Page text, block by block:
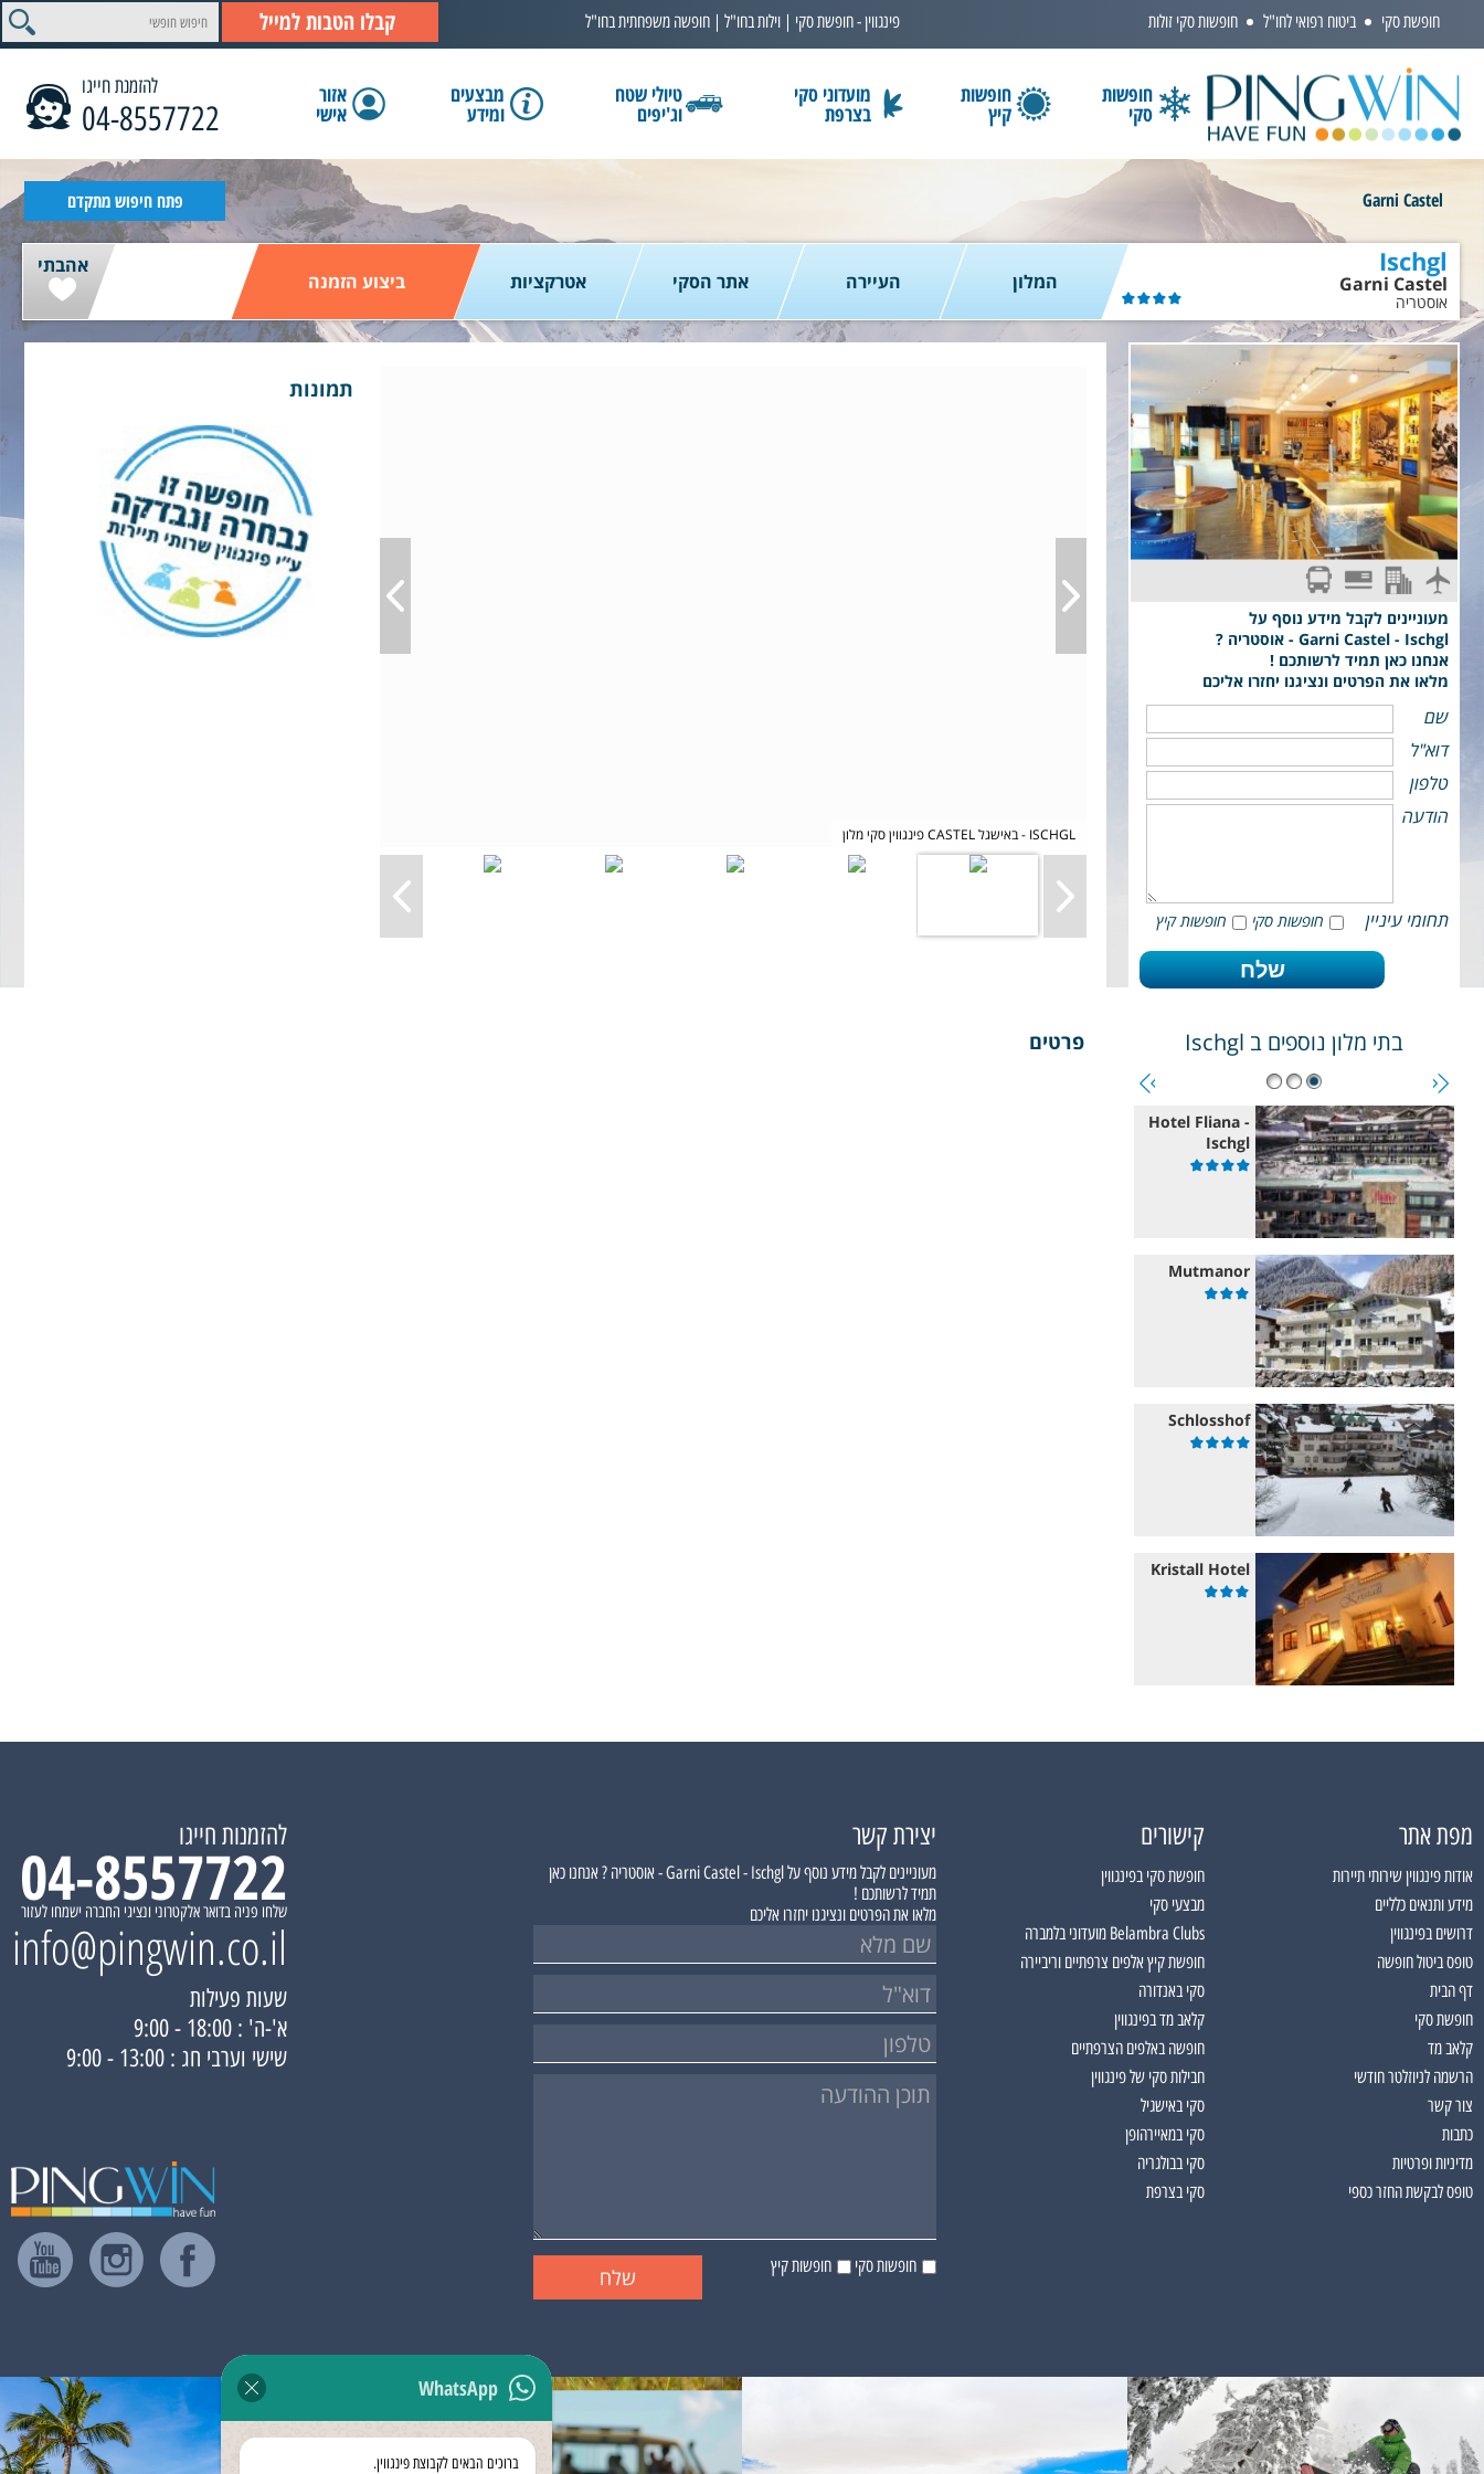
WhatsApp
ברוכים הבאים לקבוצת פינגווין.
פינגווין - חופשת סקי | וילות בחו"ל | חופשה משפחתית בחו"ל קבלו הטבות למייל חופשת סקי ביטוח רפואי לחו"ל חופשות סקי זולות
חופשות
סקי
חופשות
קיץ
מועדוני סקי
בצרפת
טיולי שטח
וג'יפים
מבצעים
ומידע
אזור
אישי
להזמנת חייגו
04-8557722
הצג תוצאות Garni Castel פתח חיפוש מתקדם
Ischgl
Garni Castel
אוסטריה
המלון העיירה אתר הסקי אטרקציות ביצוע הזמנה
אהבתי
פינגווין סקי מלון CASTEL באישגל - ISCHGL
תמונות
פרטים
טיסת פינגווין: תל-אביב - Salzburg
ארוחת בוקר
סקי פס מורחב
העברות משדה התעופה למלון וחזרה. כבודה: מזוודה
וציוד סקי עד 23 ק"ג + תיק יד 7 ק"ג
מעוניינים לקבל מידע נוסף על
Garni Castel - Ischgl - אוסטריה ?
אנחנו כאן תמיד לרשותכם !
מלאו את הפרטים ונציגנו יחזרו אליכם
שם
דוא"ל
טלפון
הודעה
תחומי עיניין חופשות סקי חופשות קיץ
בתי מלון נוספים ב Ischgl
Hotel Fliana -
Ischgl
Mutmanor
Schlosshof
Kristall Hotel
מפת אתר
אודות פינגווין שירותי תיירות
מידע ותנאים כלליים
דרושים בפינגווין
טופס ביטול חופשה
דף הבית
חופשת סקי
קלאב מד
הרשמה לניוזלטר חודשי
צור קשר
כתבות
מדיניות ופרטיות
טופס לבקשת החזר כספי
קישורים
חופשת סקי בפינגווין
מבצעי סקי
Belambra Clubs מועדוני בלמברה
חופשת קיץ אלפים צרפתיים וריביירה
סקי באנדורה
קלאב מד בפינגווין
חופשה באלפים הצרפתיים
חבילות סקי של פינגווין
סקי באישגיל
סקי במאיירהופן
סקי בבולגריה
סקי בצרפת
יצירת קשר
מעוניינים לקבל מידע נוסף עלGarni Castel - Ischgl - אוסטריה ?
אנחנו כאן
תמיד לרשותכם !
מלאו את הפרטים ונציגנו יחזרו אליכם
חופשות סקי חופשות קיץ
להזמנות חייגו
04-8557722
שלחו פניה בדואר אלקטרוני ונציגי החברה ישמחו לעזור
info@pingwin.co.il
שעות פעילות
א'-ה' : 18:00 - 9:00
שישי וערבי חג : 13:00 - 9:00